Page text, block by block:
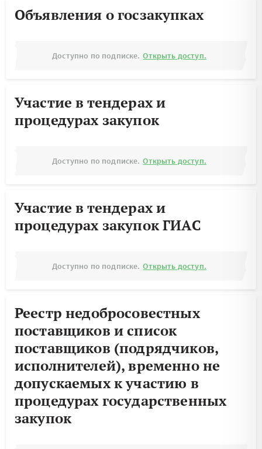
Объявления о госзакупках
Доступно по подписке. Открыть доступ.
Участие в тендерах и
процедурах закупок
Доступно по подписке. Открыть доступ.
Участие в тендерах и
процедурах закупок ГИАС
Доступно по подписке. Открыть доступ.
Реестр недобросовестных
поставщиков и список
поставщиков (подрядчиков,
исполнителей), временно не
допускаемых к участию в
процедурах государственных
закупок